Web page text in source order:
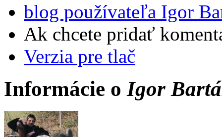
blog používateľa Igor
Ak chcete pridať
Verzia pre tlač
Informácie oIgor